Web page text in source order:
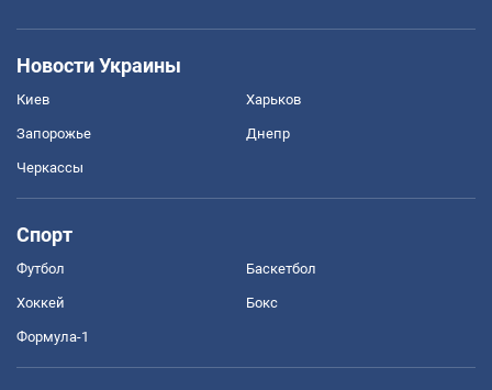
Новости Украины
Киев Харьков
Запорожье Днепр
Черкассы
Спорт
Футбол Баскетбол
Хоккей Бокс
Формула-1